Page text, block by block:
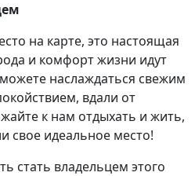
на карте, это настоящая
и комфорт жизни идут
наслаждаться свежим
вдали от
к нам отдыхать и жить,
свое идеальное место!
стать владельцем этого